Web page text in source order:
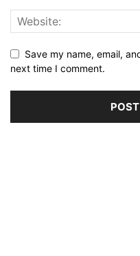
Save my name, email,
next time I comment.